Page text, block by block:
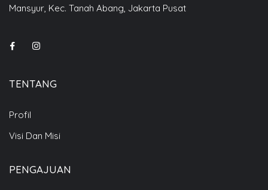
Mansyur, Kec. Tanah Abang, Jakarta Pusat
TENTANG
Profil
Visi Dan Misi
PENGAJUAN